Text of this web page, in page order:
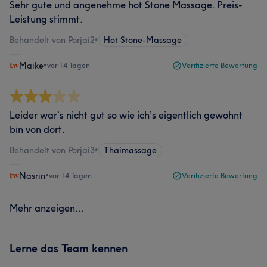
Sehr gute und angenehme hot Stone Massage. Preis-
Leistung stimmt.
Behandelt von Porjai2• Hot Stone-Massage
Maike•vor 14 Tagen Verifizierte Bewertung
Leider war’s nicht gut so wie ich’s eigentlich gewohnt
bin von dort.
Behandelt von Porjai3• Thaimassage
Nasrin•vor 14 Tagen Verifizierte Bewertung
Mehr anzeigen...
Lerne das Team kennen